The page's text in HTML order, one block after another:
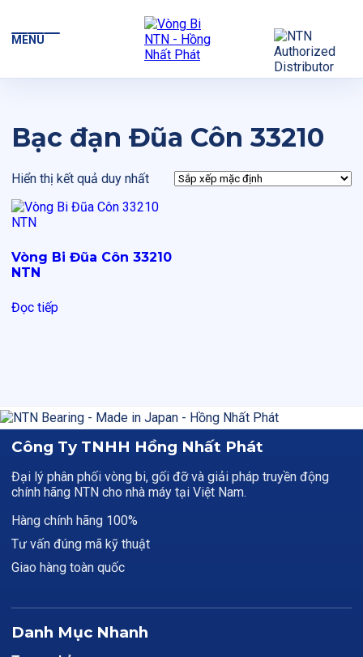
MENU
Bạc đạn Đũa Côn 33210
Hiển thị kết quả duy nhất
Vòng Bi Đũa Côn 33210
NTN
Đọc tiếp
Công Ty TNHH Hồng Nhất Phát
Đại lý phân phối vòng bi, gối đỡ và giải pháp truyền động
chính hãng NTN cho nhà máy tại Việt Nam.
Hàng chính hãng 100%
Tư vấn đúng mã kỹ thuật
Giao hàng toàn quốc
Danh Mục Nhanh